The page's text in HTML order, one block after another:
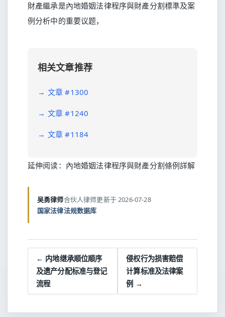
財產繼承是內地婚姻法律程序與財產分割標準及案
例分析中的重要议题，
相关文章推荐
→ 文章 #1300
→ 文章 #1240
→ 文章 #1184
延伸阅读： 內地婚姻法律程序與財產分割條例詳解
吴勇律师合伙人律师更新于 2026-07-28
国家法律法规数据库
← 内地继承顺位顺序
及遗产分配标准与登记
流程
侵权行为损害赔偿
计算标准及法律案
例 →